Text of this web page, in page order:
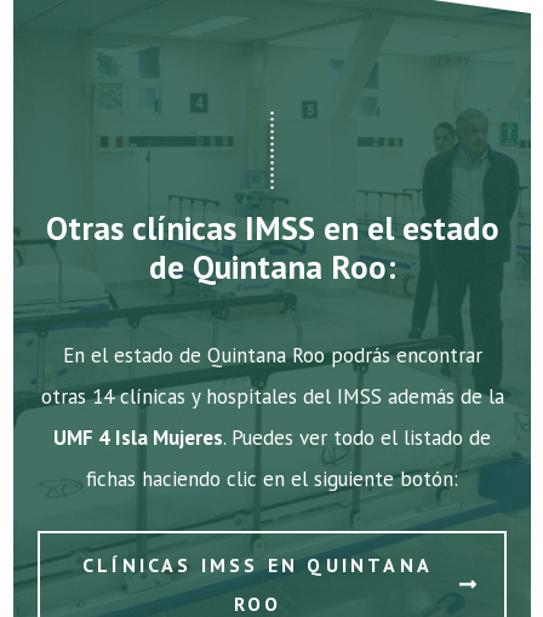
Otras clínicas IMSS en el estado
de Quintana Roo:
En el estado de Quintana Roo podrás encontrar
otras 14 clínicas y hospitales del IMSS además de la
UMF 4 Isla Mujeres. Puedes ver todo el listado de
fichas haciendo clic en el siguiente botón:
CLÍNICAS IMSS EN QUINTANA
ROO